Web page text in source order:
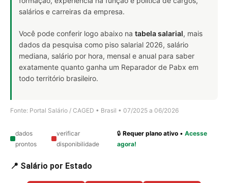
salários e carreiras da empresa.
Você pode conferir logo abaixo na tabela salarial, mais
dados da pesquisa como piso salarial 2026, salário
mediana, salário por hora, mensal e anual para saber
exatamente quanto ganha um Reparador de Pabx em
todo território brasileiro.
Fonte: Portal Salário / CAGED • Brasil • 07/2025 a 06/2026
dados
prontos
verificar
disponibilidade
🔒Requer plano ativo •Acesse
agora!
📍 Salário por Estado